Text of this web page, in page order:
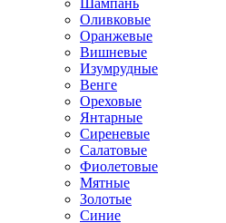
Оливковые
Оранжевые
Вишневые
Изумрудные
Венге
Ореховые
Янтарные
Сиреневые
Салатовые
Фиолетовые
Мятные
Золотые
Синие